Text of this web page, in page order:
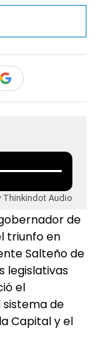
Thinkindot Audio
de
triunfo en
Salteño de
legislativas
el
de
Capital y el